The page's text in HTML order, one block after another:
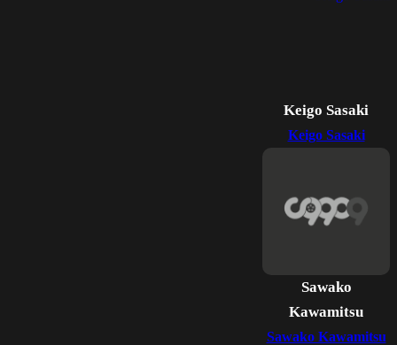
Keigo Sasaki
Keigo Sasaki
Sawako
Kawamitsu
Sawako Kawamitsu